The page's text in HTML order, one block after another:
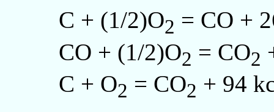
C + (1/2)O2 = CO +
CO + (1/2)O2 = CO2
C + O2 = CO2 + 94